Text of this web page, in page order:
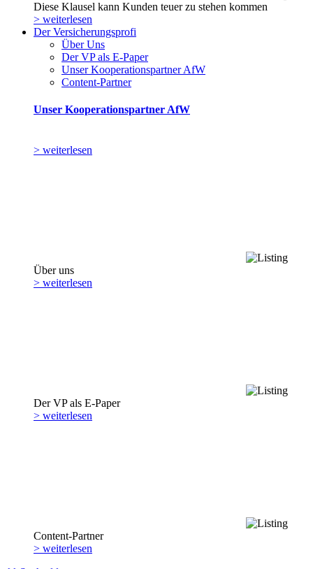
Diese Klausel kann Kunden teuer zu stehen kommen
> weiterlesen
Der Versicherungsprofi
Über Uns
Der VP als E-Paper
Unser Kooperationspartner AfW
Content-Partner
Unser Kooperationspartner AfW
> weiterlesen
Über uns
> weiterlesen
Der VP als E-Paper
> weiterlesen
Content-Partner
> weiterlesen